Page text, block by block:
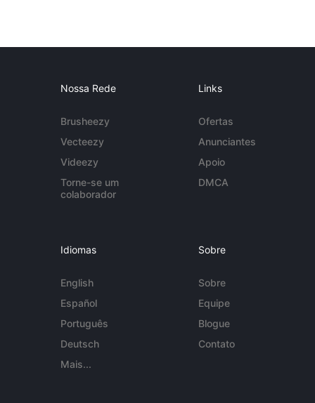
Nossa Rede
Brusheezy
Vecteezy
Videezy
Torne-se um
colaborador
Links
Ofertas
Anunciantes
Apoio
DMCA
Idiomas
English
Español
Português
Deutsch
Mais...
Sobre
Sobre
Equipe
Blogue
Contato